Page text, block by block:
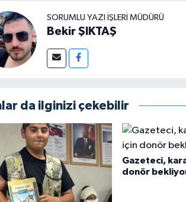
SORUMLU YAZI İŞLERI MÜDÜRÜ
Bekir ŞIKTAŞ
da ilginizi çekebilir
Gazeteci,
donör